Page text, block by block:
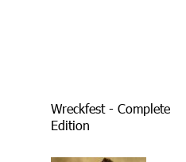
Wreckfest - Complete
Edition